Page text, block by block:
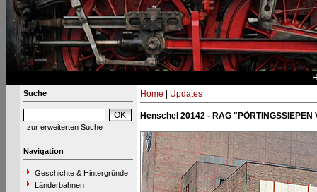
Suche
zur erweiterten Suche
Navigation
Geschichte & Hintergründe
Länderbahnen
Home Updates
Henschel 20142 - RAG "PÖRTINGSSIEPEN